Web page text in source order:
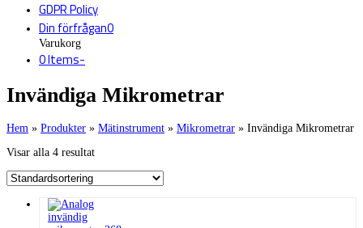
GDPR Policy
Din förfrågan0
Varukorg
0 Items-
Invändiga Mikrometrar
Hem » Produkter » Mätinstrument » Mikrometrar » Invändiga Mikrometrar
Visar alla 4 resultat